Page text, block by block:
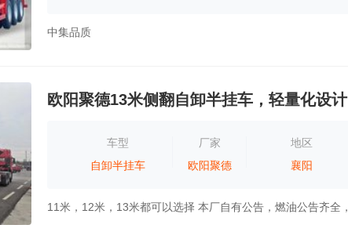
中集品质
欧阳聚德13米侧翻自卸半挂车，轻量化设计
车型
自卸半挂车
厂家
欧阳聚德
地区
襄阳